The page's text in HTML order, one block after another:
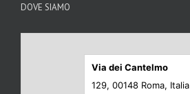
DOVE SIAMO
Via dei Cantelmo
129, 00148 Roma, Italia